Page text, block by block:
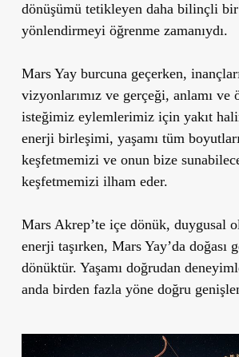
dönüşümü tetikleyen daha bilinçli
yönlendirmeyi öğrenme zamanıydı.
Mars Yay burcuna geçerken,
vizyonlarımız ve gerçeği, anlamı ve
isteğimiz eylemlerimiz için yakıt
enerji birleşimi, yaşamı tüm
keşfetmemizi ve onun bize
keşfetmemizi ilham eder.
Mars Akrep’te içe dönük, duygusal
enerji taşırken, Mars Yay’da doğası
dönüktür. Yaşamı doğrudan
anda birden fazla yöne doğru